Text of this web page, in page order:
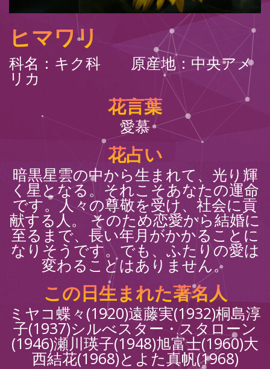
ヒマワリ
科名：キク科 原産地：中央アメ
リカ
花言葉
愛慕
花占い
暗黒星雲の中から生まれて、光り輝
く星となる。それこそあなたの運命
です。人々の尊敬を受け、社会に貢
献する人。 そのため恋愛から結婚に
至るまで、長い年月がかかることに
なりそうです。でも、ふたりの愛は
変わることはありません。
この日生まれた著名人
ミヤコ蝶々(1920)遠藤実(1932)桐島淳
子(1937)シルべスター・スタローン
(1946)瀬川瑛子(1948)旭富士(1960)大
西結花(1968)とよた真帆(1968)